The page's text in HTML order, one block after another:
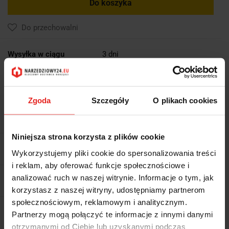
Zgoda Szczegóły O plikach cookies
Niniejsza strona korzysta z plików cookie
Wykorzystujemy pliki cookie do spersonalizowania treści
i reklam, aby oferować funkcje społecznościowe i
analizować ruch w naszej witrynie. Informacje o tym, jak
korzystasz z naszej witryny, udostępniamy partnerom
społecznościowym, reklamowym i analitycznym.
Partnerzy mogą połączyć te informacje z innymi danymi
otrzymanymi od Ciebie lub uzyskanymi podczas
Do koszyka
Do przechowalni
Wysyłka w ciągu 3 dni
Cena przesyłki
Dostępność Duża dostępność
Waga
Pobierz produkt do PDF
EAN 4317784817516
Wysyłka+2dni (dostawa 0 od 1000zł net.*)